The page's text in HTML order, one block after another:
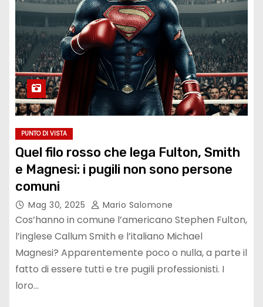
PUNTO DI VISTA
Quel filo rosso che lega Fulton, Smith
e Magnesi: i pugili non sono persone
comuni
Mag 30, 2025 Mario Salomone
Cos’hanno in comune l’americano Stephen Fulton,
l’inglese Callum Smith e l’italiano Michael
Magnesi? Apparentemente poco o nulla, a parte il
fatto di essere tutti e tre pugili professionisti. I
loro…